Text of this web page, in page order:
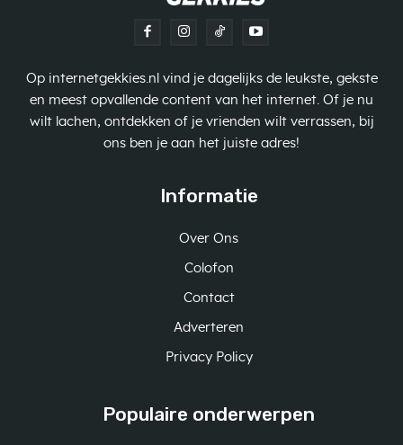
Op internetgekkies.nl vind je dagelijks de leukste, gekste
en meest opvallende content van het internet. Of je nu
wilt lachen, ontdekken of je vrienden wilt verrassen, bij
ons ben je aan het juiste adres!
Informatie
Over Ons
Colofon
Contact
Adverteren
Privacy Policy
Populaire onderwerpen